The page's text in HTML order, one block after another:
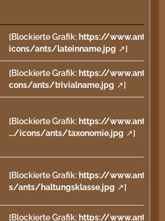
[Blockierte Grafik: https://
icons/ants/lateinname.jpg
]
[Blockierte Grafik: https://
cons/ants/trivialname.jpg
]
[Blockierte Grafik: https://
…/icons/ants/taxonomie.jpg
]
[Blockierte Grafik: https://
s/ants/haltungsklasse.jpg
]
[Blockierte Grafik: https://